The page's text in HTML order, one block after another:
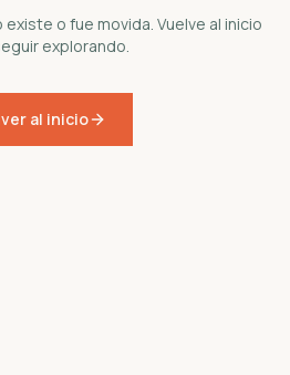
o fue movida. Vuelve al inicio
explorando.
al inicio